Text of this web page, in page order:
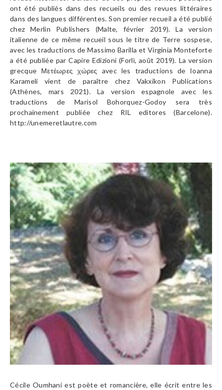
ont été publiés dans des recueils ou des revues littéraires
dans des langues différentes. Son premier recueil a été publié
chez Merlin Publishers (Malte, février 2019). La version
italienne de ce même recueil sous le titre de Terre sospese,
avec les traductions de Massimo Barilla et Virginia Monteforte
a été publiée par Capire Edizioni (Forlì, août 2019). La version
grecque Μετέωρες χώρες avec les traductions de Ioanna
Karameli vient de paraître chez Vakxikon Publications
(Athènes, mars 2021). La version espagnole avec les
traductions de Marisol Bohorquez-Godoy sera très
prochainement publiée chez RIL editores (Barcelone).
http://unemeretlautre.com
Cécile Oumhani est poète et romancière, elle écrit entre les